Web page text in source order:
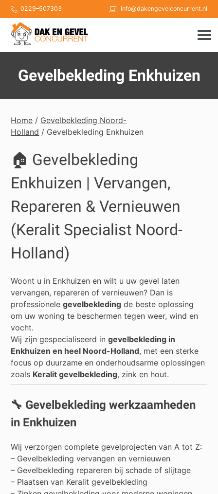
Skip
to
content
0229–507303 info@dakengevelconcurrent.nl
Gevelbekleding Enkhuizen
Home / Gevelbekleding Noord-
Holland / Gevelbekleding Enkhuizen
🏠 Gevelbekleding
Enkhuizen | Vervangen,
Repareren & Vernieuwen
(Keralit Specialist Noord-
Holland)
Woont u in Enkhuizen en wilt u uw gevel laten
vervangen, repareren of vernieuwen? Dan is
professionelegevelbekleding de beste oplossing
om uw woning te beschermen tegen weer, wind en
vocht.
Wij zijn gespecialiseerd ingevelbekleding in
Enkhuizen en heel Noord-Holland, met een sterke
focus op duurzame en onderhoudsarme oplossingen
zoals Keralit gevelbekleding, zink en hout.
🔧 Gevelbekleding werkzaamheden
in Enkhuizen
Wij verzorgen complete gevelprojecten van A tot Z:
– Gevelbekleding vervangen en vernieuwen
– Gevelbekleding repareren bij schade of slijtage
– Plaatsen van Keralit gevelbekleding